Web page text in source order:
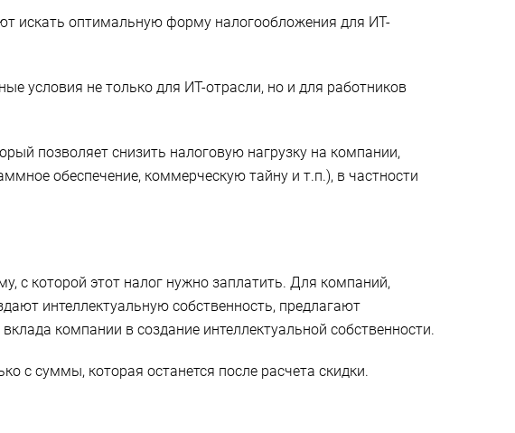
искать оптимальную форму налогообложения для ИТ-
условия не только для ИТ-отрасли, но и для работников
позволяет снизить налоговую нагрузку на компании,
обеспечение, коммерческую тайну и т.п.), в частности
с которой этот налог нужно заплатить. Для компаний,
интеллектуальную собственность, предлагают
компании в создание интеллектуальной собственности.
с суммы, которая останется после расчета скидки.